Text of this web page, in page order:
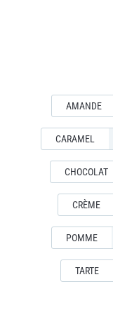
AMANDE
CARAMEL
CHOCOLAT
CRÈME
POMME
TARTE